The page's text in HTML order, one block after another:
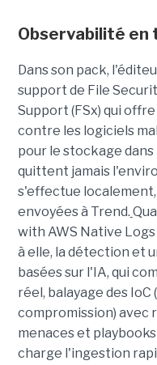
Observabilité en
Dans son pack,
support de File
Support (FSx) qui
contre les logiciels
pour le stockage
quittent jamais
s'effectue
envoyées à Trend.
with AWS Native
à elle, la détection et
basées sur l'IA, qui
réel, balayage des IoC
compromission) avec
menaces et
charge l'ingestion